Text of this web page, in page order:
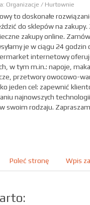
Organizacje / Hurtownie
to doskonałe
do sklepów na
zakupy online.
je w ciągu 24
internetowy
w tym m.in.: napoje,
przetwory owocowo-
jeden cel: zapewnić
najnowszych
swoim rodzaju.
Poleć stronę Wpis